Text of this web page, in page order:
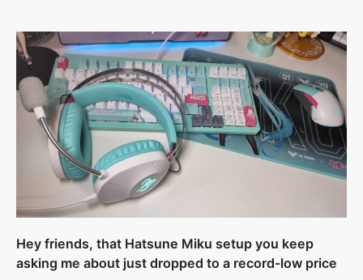
Hey friends, that Hatsune Miku setup you keep
asking me about just dropped to a record-low price